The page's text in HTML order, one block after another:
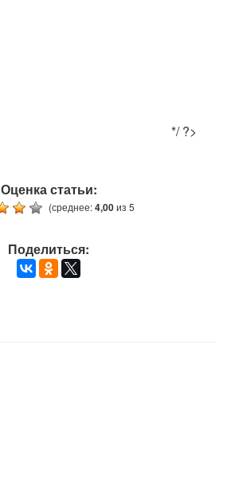
*/ ?>
Оценка статьи:
(среднее:4,00из 5
Поделиться: